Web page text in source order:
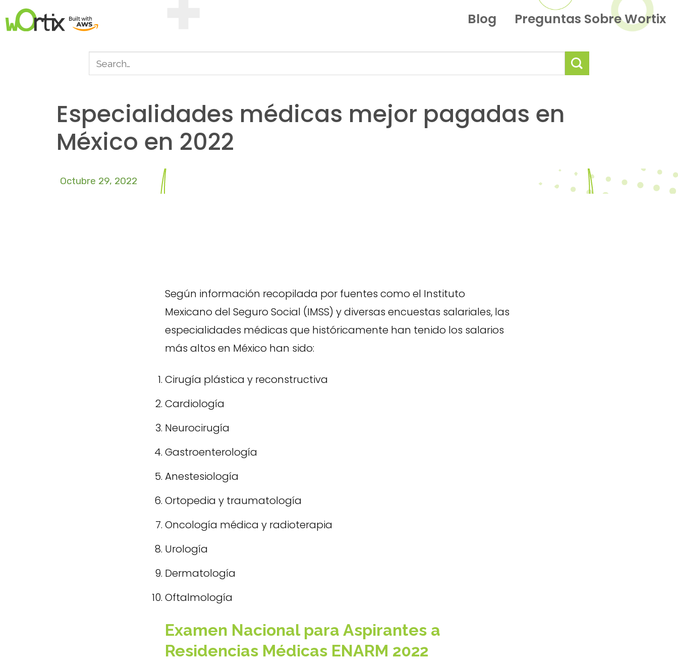
Blog Preguntas Sobre Wortix
Especialidades médicas mejor pagadas en
México en 2022
Octubre 29, 2022
Según información recopilada por fuentes como el Instituto
Mexicano del Seguro Social (IMSS) y diversas encuestas salariales, las
especialidades médicas que históricamente han tenido los salarios
más altos en México han sido:
Cirugía plástica y reconstructiva
Cardiología
Neurocirugía
Gastroenterología
Anestesiología
Ortopedia y traumatología
Oncología médica y radioterapia
Urología
Dermatología
Oftalmología
Examen Nacional para Aspirantes a
Residencias Médicas ENARM 2022